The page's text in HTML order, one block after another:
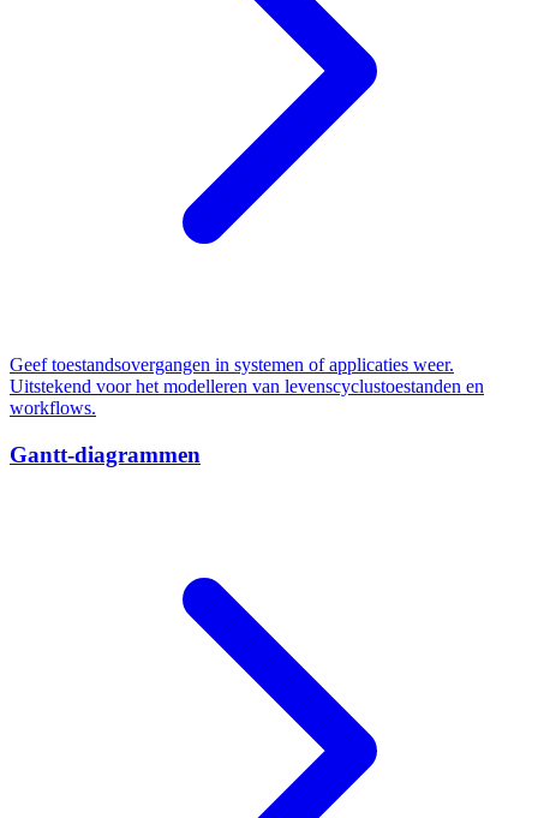
Geef toestandsovergangen in systemen of applicaties weer.
Uitstekend voor het modelleren van levenscyclustoestanden en
workflows.
Gantt-diagrammen